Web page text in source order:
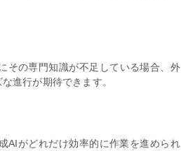
その専門知識が不足している場合、外
進行が期待できます。
AIがどれだけ効率的に作業を進められ